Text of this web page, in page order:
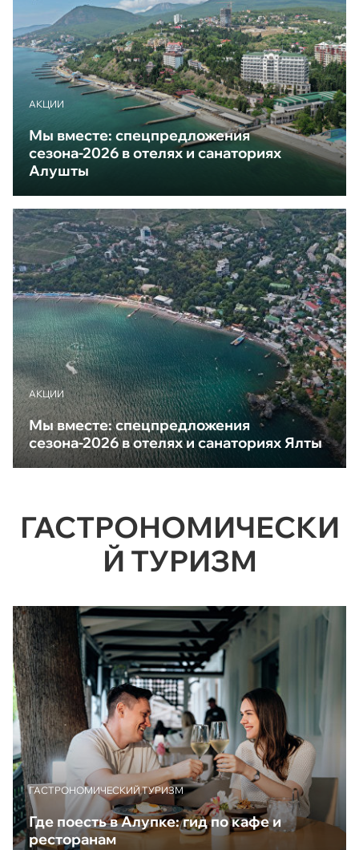
АКЦИИ
Мы вместе: спецпредложения
сезона-2026 в отелях и санаториях
Алушты
АКЦИИ
Мы вместе: спецпредложения
сезона-2026 в отелях и санаториях Ялты
ГАСТРОНОМИЧЕСКИ
Й ТУРИЗМ
ГАСТРОНОМИЧЕСКИЙ ТУРИЗМ
Где поесть в Алупке: гид по кафе и
ресторанам